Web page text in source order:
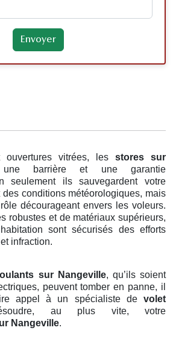
vitrées, les stores
sur
barrière et une garantie
seulement ils sauvegardent votre
des conditions météorologiques, mais
décourageant envers les voleurs.
robustes et de matériaux supérieurs,
sont sécurisés des efforts
infraction.
sur Nangeville, qu’ils soient
peuvent tomber en panne, il
appel à un spécialiste de volet
au plus vite, votre
Nangeville.